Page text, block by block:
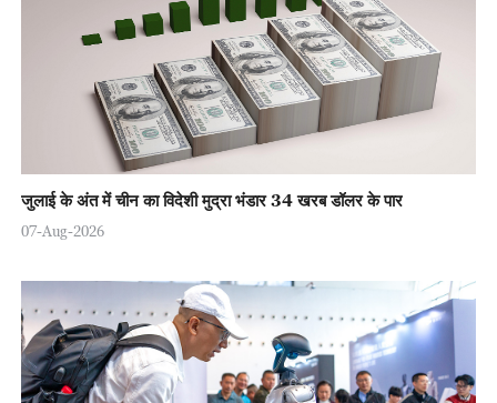
जुलाई के अंत में चीन का विदेशी मुद्रा भंडार 34 खरब डॉलर के पार
07-Aug-2026